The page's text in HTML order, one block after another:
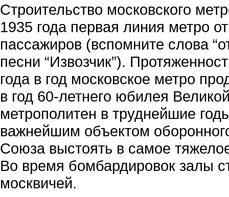
Строительство московского
1935 года первая линия метро
пассажиров (вспомните слова
песни “Извозчик”).
года в год московское метро
в год 60-летнего юбилея
метрополитен в труднейшие
важнейшим объектом
Союза выстоять в самое
Во время бомбардировок залы
москвичей.